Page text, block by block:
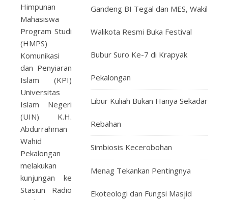
Himpunan
Mahasiswa
Program Studi
(HMPS)
Komunikasi
dan Penyiaran
Islam (KPI)
Universitas
Islam Negeri
(UIN) K.H.
Abdurrahman
Wahid
Pekalongan
melakukan
kunjungan ke
Stasiun Radio
Gandeng BI Tegal dan MES, Wakil
Walikota Resmi Buka Festival
Bubur Suro Ke-7 di Krapyak
Pekalongan
Libur Kuliah Bukan Hanya Sekadar
Rebahan
Simbiosis Kecerobohan
Menag Tekankan Pentingnya
Ekoteologi dan Fungsi Masjid